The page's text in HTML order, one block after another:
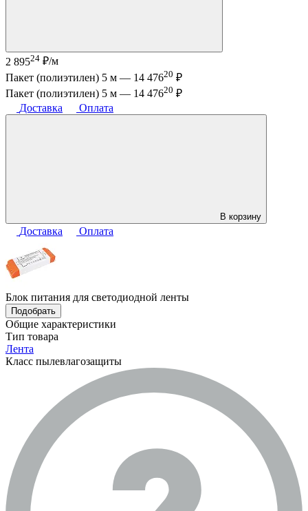
2 89524 ₽/м
Пакет (полиэтилен) 5 м — 14 47620 ₽
Пакет (полиэтилен) 5 м — 14 47620 ₽
Доставка
Оплата
В корзину
Доставка Оплата
Блок питания для светодиодной ленты
Подобрать
Общие характеристики
Тип товара
Лента
Класс пылевлагозащиты